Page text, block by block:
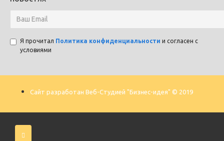
Я прочитал Политика конфиденциальности и согласен с
условиями
Сайт разработан Веб-Студией "Бизнес-идея" © 2019